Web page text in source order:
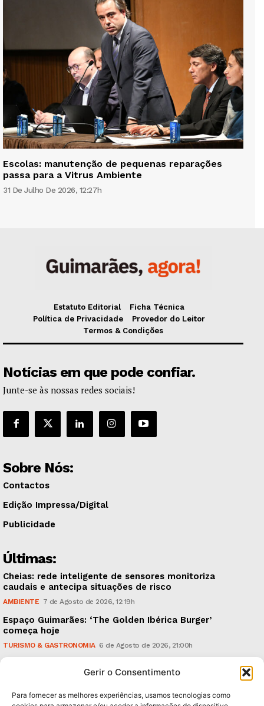
Gerir o Consentimento
Para fornecer as melhores experiências, usamos tecnologias como
Escolas: manutenção de pequenas reparações
passa para a Vitrus Ambiente
31 De Julho De 2026, 12:27h
Estatuto Editorial
Ficha Técnica
Política de Privacidade
Provedor do Leitor
Termos & Condições
Notícias em que pode confiar.
Junte-se às nossas redes sociais!
Sobre Nós:
Contactos
Edição Impressa/Digital
Publicidade
Últimas:
Cheias: rede inteligente de sensores monitoriza
caudais e antecipa situações de risco
AMBIENTE 7 de Agosto de 2026, 12:19h
Espaço Guimarães: ‘The Golden Ibérica Burger’
começa hoje
TURISMO & GASTRONOMIA 6 de Agosto de 2026, 21:00h